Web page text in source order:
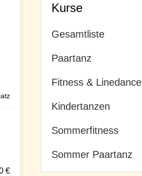
€
Kurse
Gesamtliste
Paartanz
Fitness & Linedance
Kindertanzen
Sommerfitness
Sommer Paartanz